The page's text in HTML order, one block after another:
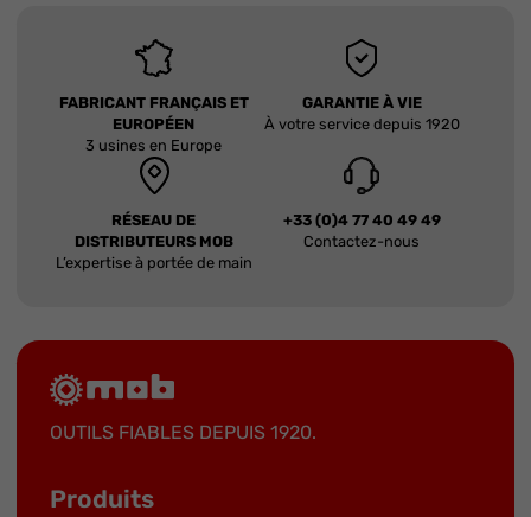
FABRICANT FRANÇAIS ET
EUROPÉEN
3 usines en Europe
GARANTIE À VIE
À votre service depuis 1920
RÉSEAU DE
DISTRIBUTEURS MOB
L’expertise à portée de main
+33 (0)4 77 40 49 49
Contactez-nous
OUTILS FIABLES DEPUIS 1920.
Produits